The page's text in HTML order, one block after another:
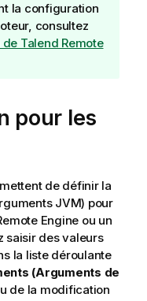
la configuration
consultez
Talend Remote
pour les
de définir la
JVM) pour
Engine ou un
saisir des valeurs
la liste déroulante
(Arguments de
de la modification